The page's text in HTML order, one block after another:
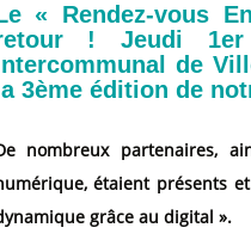
« Rendez-vous
! Jeudi
de
la 3ème édition de
nombreux partenaires,
étaient présents
grâce au digital ».